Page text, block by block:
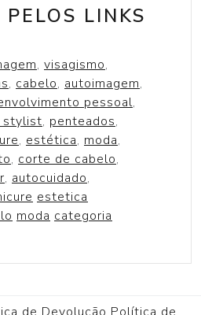
PELOS LINKS
, visagismo,
, cabelo, autoimagem,
pessoal,
stylist, penteados,
, estética, moda,
, corte de cabelo,
, autocuidado,
estetica
moda categoria